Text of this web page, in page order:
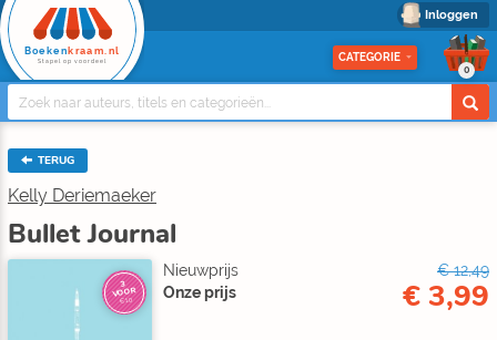
Inloggen
Boeken kraam.nl
Stapel op voordeel CATEGORIE
0
TERUG
Kelly Deriemaeker
Bullet Journal
3
VOOR
€10
Nieuwprijs
€ 12,49
Onze prijs
€ 3,99